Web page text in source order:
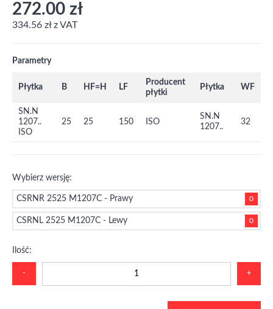
272.00 zł
334.56 zł z VAT
Parametry
Płytka B HF=H LF
Producent
płytki
Płytka WF
SN.N
1207..
ISO
25 25 150 ISO
SN.N
1207..
32
Wybierz wersję:
CSRNR 2525 M1207C - Prawy 0
CSRNL 2525 M1207C - Lewy 0
Ilość:
- +